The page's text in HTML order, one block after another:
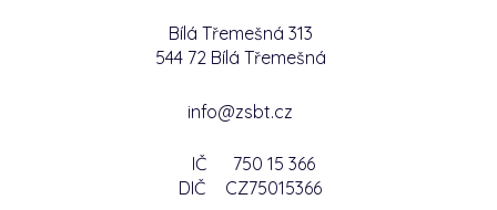
Bílá Třemešná 313
544 72 Bílá Třemešná
info@zsbt.cz
IČ
750 15 366
DIČ
CZ75015366